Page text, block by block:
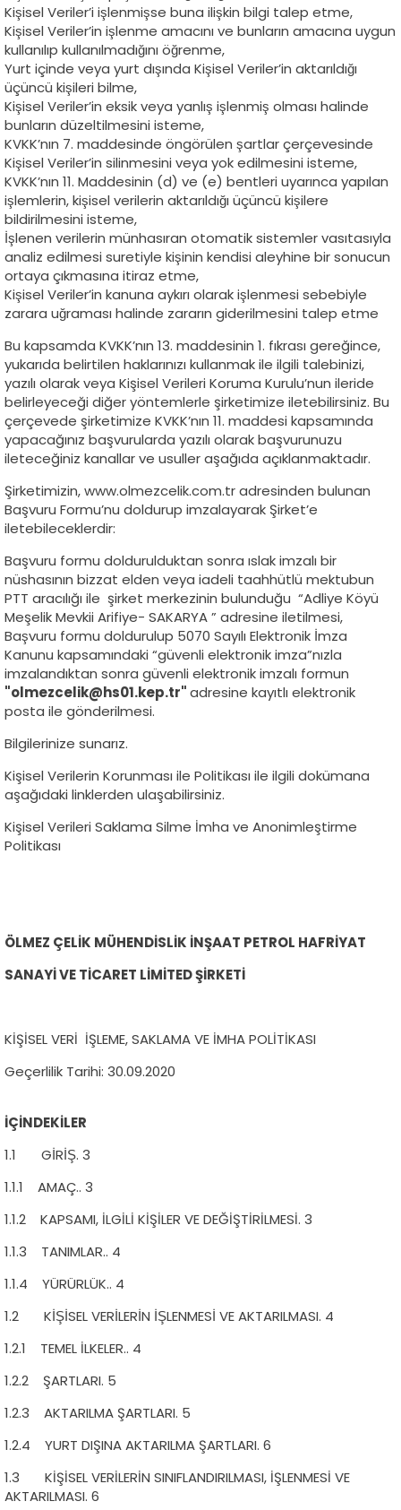
Kişisel Veriler’i işlenmişse buna ilişkin bilgi talep etme,
Kişisel Veriler’in işlenme amacını ve bunların amacına uygun
kullanılıp kullanılmadığını öğrenme,
Yurt içinde veya yurt dışında Kişisel Veriler’in aktarıldığı
üçüncü kişileri bilme,
Kişisel Veriler’in eksik veya yanlış işlenmiş olması halinde
bunların düzeltilmesini isteme,
KVKK’nın 7. maddesinde öngörülen şartlar çerçevesinde
Kişisel Veriler’in silinmesini veya yok edilmesini isteme,
KVKK’nın 11. Maddesinin (d) ve (e) bentleri uyarınca yapılan
işlemlerin, kişisel verilerin aktarıldığı üçüncü kişilere
bildirilmesini isteme,
İşlenen verilerin münhasıran otomatik sistemler vasıtasıyla
analiz edilmesi suretiyle kişinin kendisi aleyhine bir sonucun
ortaya çıkmasına itiraz etme,
Kişisel Veriler’in kanuna aykırı olarak işlenmesi sebebiyle
zarara uğraması halinde zararın giderilmesini talep etme
Bu kapsamda KVKK’nın 13. maddesinin 1. fıkrası gereğince,
yukarıda belirtilen haklarınızı kullanmak ile ilgili talebinizi,
yazılı olarak veya Kişisel Verileri Koruma Kurulu’nun ileride
belirleyeceği diğer yöntemlerle şirketimize iletebilirsiniz. Bu
çerçevede şirketimize KVKK’nın 11. maddesi kapsamında
yapacağınız başvurularda yazılı olarak başvurunuzu
ileteceğiniz kanallar ve usuller aşağıda açıklanmaktadır.
Şirketimizin, www.olmezcelik.com.tr adresinden bulunan
Başvuru Formu’nu doldurup imzalayarak Şirket’e
iletebileceklerdir:
Başvuru formu doldurulduktan sonra ıslak imzalı bir
nüshasının bizzat elden veya iadeli taahhütlü mektubun
PTT aracılığı ile şirket merkezinin bulunduğu “Adliye Köyü
Meşelik Mevkii Arifiye- SAKARYA ” adresine iletilmesi,
Başvuru formu doldurulup 5070 Sayılı Elektronik İmza
Kanunu kapsamındaki “güvenli elektronik imza”nızla
imzalandıktan sonra güvenli elektronik imzalı formun
"olmezcelik@hs01.kep.tr"adresine kayıtlı elektronik
posta ile gönderilmesi.
Bilgilerinize sunarız.
Kişisel Verilerin Korunması ile Politikası ile ilgili dokümana
aşağıdaki linklerden ulaşabilirsiniz.
Kişisel Verileri Saklama Silme İmha ve Anonimleştirme
Politikası
ÖLMEZ ÇELİK MÜHENDİSLİK İNŞAAT PETROL HAFRİYAT
SANAYİ VE TİCARET LİMİTED ŞİRKETİ
KİŞİSEL VERİ İŞLEME, SAKLAMA VE İMHA POLİTİKASI
Geçerlilik Tarihi: 30.09.2020
İÇİNDEKİLER
1.1 GİRİŞ. 3
1.1.1 AMAÇ.. 3
1.1.2 KAPSAMI, İLGİLİ KİŞİLER VE DEĞİŞTİRİLMESİ. 3
1.1.3 TANIMLAR.. 4
1.1.4 YÜRÜRLÜK.. 4
1.2 KİŞİSEL VERİLERİN İŞLENMESİ VE AKTARILMASI. 4
1.2.1 TEMEL İLKELER.. 4
1.2.2 ŞARTLARI. 5
1.2.3 AKTARILMA ŞARTLARI. 5
1.2.4 YURT DIŞINA AKTARILMA ŞARTLARI. 6
1.3 KİŞİSEL VERİLERİN SINIFLANDIRILMASI, İŞLENMESİ VE
AKTARILMASI. 6